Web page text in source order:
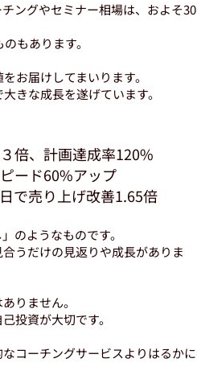
ングやセミナー相場は、およそ30
もあります。
お届けしてまいります。
きな成長を遂げています。
倍、計画達成率120%
ード60%アップ
で売り上げ改善1.65倍
のようなものです。
うだけの見返りや成長がありま
りません。
投資が大切です。
コーチングサービスよりはるかに